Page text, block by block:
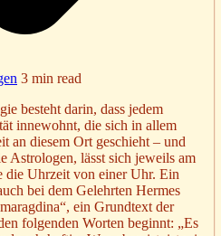
3 min read
besteht darin, dass jedem
innewohnt, die sich in allem
an diesem Ort geschieht – und
Astrologen, lässt sich jeweils am
die Uhrzeit von einer Uhr. Ein
bei dem Gelehrten Hermes
ein Grundtext der
folgenden Worten beginnt: „Es